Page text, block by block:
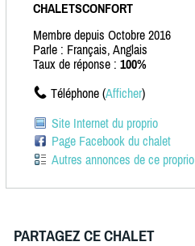
CHALETSCONFORT
Membre depuis Octobre 2016
Parle : Français, Anglais
Taux de réponse : 100%
Téléphone (Afficher)
Site Internet du proprio
Page Facebook du chalet
Autres annonces de ce proprio
PARTAGEZ CE CHALET